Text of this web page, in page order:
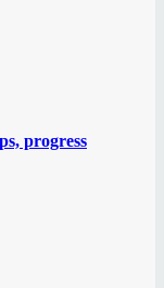
progress